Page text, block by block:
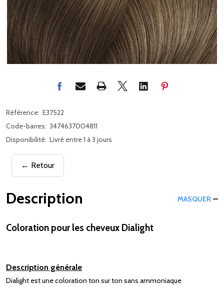
Référence: E37522
Code-barres: 3474637004811
Disponibilité: Livré entre 1 à 3 jours
← Retour
Description MASQUER
Coloration pour les cheveux Dialight
Description générale
Dialight est une coloration ton sur ton sans ammoniaque